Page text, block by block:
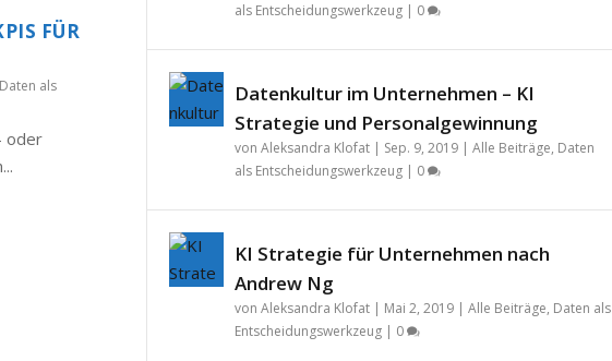
FÜR
Daten als
oder
als Entscheidungswerkzeug| 0
Datenkultur im Unternehmen – KI
Strategie und Personalgewinnung
von Aleksandra Klofat| Sep. 9, 2019| Alle Beiträge, Daten
als Entscheidungswerkzeug| 0
KI Strategie für Unternehmen nach
Andrew Ng
von Aleksandra Klofat| Mai 2, 2019| Alle Beiträge, Daten als
Entscheidungswerkzeug| 0